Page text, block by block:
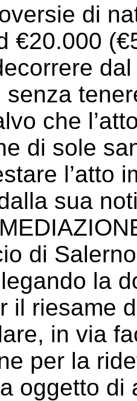
di
€20.000
senza
che
di sole
l’atto
sua
di
la
il riesame
in via
per la
oggetto di